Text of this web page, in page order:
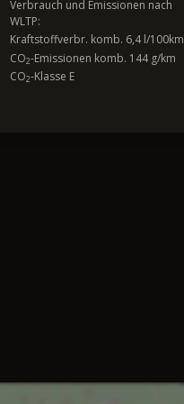
Verbrauch und Emissionen nach
WLTP:
Kraftstoffverbr. komb. 6,4 l/100km
CO2-Emissionen komb. 144 g/km
CO2-Klasse E